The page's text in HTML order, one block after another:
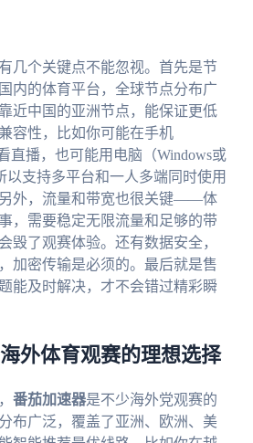
几个关键点不能忽视。首先是节
内的体育平台，全球节点分布广
近中国的亚洲节点，能保证更低
容性，比如你可能在手机
直播，也可能用电脑（Windows或
以支持多平台和一人多端同时使用
外，流量和带宽也很关键——体
，需要稳定无限流量和足够的带
毁了观赛体验。还有数据安全，
加密传输是必须的。最后就是售
能及时解决，才不会错过精彩瞬
外体育观赛的理想选择
番茄加速器是不少海外党观赛的
布广泛，覆盖了亚洲、欧洲、美